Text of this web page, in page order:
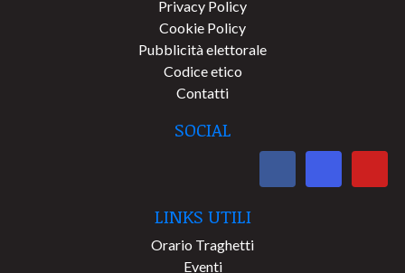
Privacy Policy
Cookie Policy
Pubblicità elettorale
Codice etico
Contatti
SOCIAL
LINKS UTILI
Orario Traghetti
Eventi